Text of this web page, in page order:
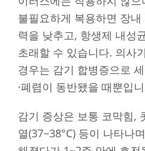
불필요하게 복용하면 장
력을 낮추고, 항생제 내성
초래할 수 있습니다. 의사
경우는 감기 합병증으로
·폐렴이 동반됐을 때뿐입
감기 증상은 보통 코막힘,
열(37~38°C) 등이 나타나